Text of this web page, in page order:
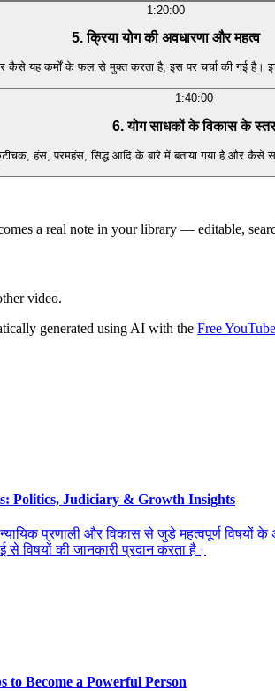
1:20:00
5. क्रिया योग की अवधारणा और महत्व
कैसे यह कर्मों के फल से मुक्त करता है, इस पर चर्चा की गई है।
1:40:00
6. योग साधकों के विकास के स्तर
कुटीचक, हंस, परमहंस, सिद्ध आदि के बारे में बताया गया है और
a real note in your library — editable,
video.
generated using AI with the Free
Politics, Judiciary & Growth Insights
न्यायिक प्रणाली और विकास से जुड़े महत्वपूर्ण
विषयों की जानकारी प्रदान करता है।
to Become a Powerful Person